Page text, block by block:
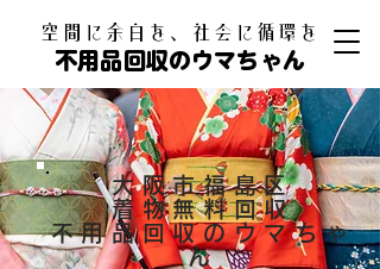
​空間に余白を、社会に循環を
不用品回収のウマちゃん
大阪市福島区
着物無料回収
不用品回収のウマちゃ
ん